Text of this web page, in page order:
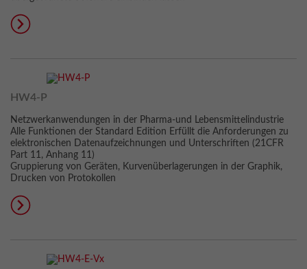
HW4-P
Netzwerkanwendungen in der Pharma-und Lebensmittelindustrie
Alle Funktionen der Standard Edition Erfüllt die Anforderungen zu
elektronischen Datenaufzeichnungen und Unterschriften (21CFR
Part 11, Anhang 11)
Gruppierung von Geräten, Kurvenüberlagerungen in der Graphik,
Drucken von Protokollen